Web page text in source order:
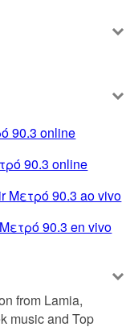
90.3 online
90.3 online
Μετρό 90.3 ao vivo
90.3 en vivo
from Lamia,
music and Top